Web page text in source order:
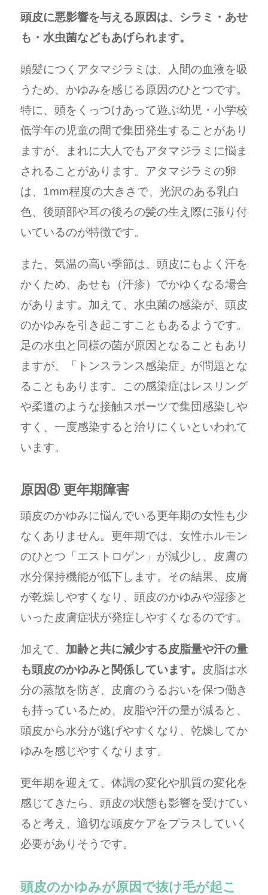
頭皮に悪影響を与える原因は、シラミ・あせ
も・水虫菌などもあげられます。
頭髪につくアタマジラミは、人間の血液を吸
うため、かゆみを感じる原因のひとつです。
特に、頭をくっつけあって遊ぶ幼児・小学校
低学年の児童の間で集団発生することがあり
ますが、まれに大人でもアタマジラミに悩ま
されることがあります。アタマジラミの卵
は、1mm程度の大きさで、光沢のある乳白
色、後頭部や耳の後ろの髪の生え際に張り付
いているのが特徴です。
また、気温の高い季節は、頭皮にもよく汗を
かくため、あせも（汗疹）でかゆくなる場合
があります。加えて、水虫菌の感染が、頭皮
のかゆみを引き起こすこともあるようです。
足の水虫と同様の菌が原因となることもあり
ますが、「トンスランス感染症」が問題とな
ることもあります。この感染症はレスリング
や柔道のような接触スポーツで集団感染しや
すく、一度感染すると治りにくいといわれて
います。
原因⑧ 更年期障害
頭皮のかゆみに悩んでいる更年期の女性も少
なくありません。更年期では、女性ホルモン
のひとつ「エストロゲン」が減少し、皮膚の
水分保持機能が低下します。その結果、皮膚
が乾燥しやすくなり、頭皮のかゆみや湿疹と
いった皮膚症状が発症しやすくなるのです。
加えて、 加齢と共に減少する皮脂量や汗の量
も頭皮のかゆみと関係しています。
皮脂は水
分の蒸散を防ぎ、皮膚のうるおいを保つ働き
も持っているため、皮脂や汗の量が減ると、
頭皮から水分が逃げやすくなり、乾燥してか
ゆみを感じやすくなります。
更年期を迎えて、体調の変化や肌質の変化を
感じてきたら、頭皮の状態も影響を受けてい
ると考え、適切な頭皮ケアをプラスしていく
必要がありそうです。
頭皮のかゆみが原因で抜け毛が起こ